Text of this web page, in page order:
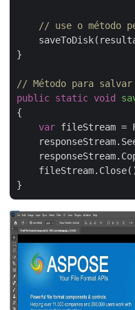
// use o método
}
// Método para salvar
public static void
{
var fileStream =